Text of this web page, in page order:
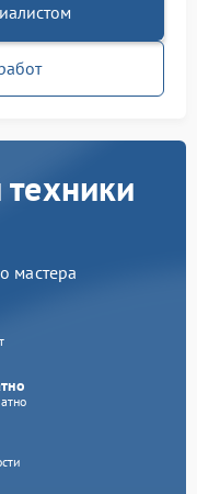
мастера